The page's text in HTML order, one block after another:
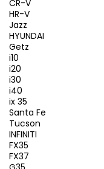
CR-V
HR-V
Jazz
HYUNDAI
Getz
i10
i20
i30
i40
ix 35
Santa Fe
Tucson
INFINITI
FX35
FX37